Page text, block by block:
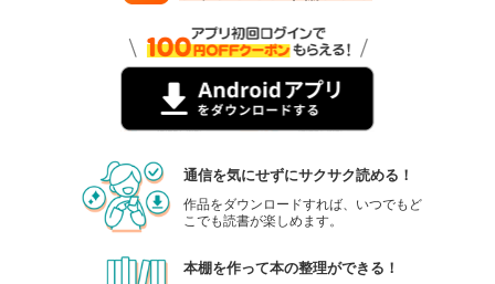
通信を気にせずにサクサク読める！
作品をダウンロードすれば、いつでもど
こでも読書が楽しめます。
本棚を作って本の整理ができる！